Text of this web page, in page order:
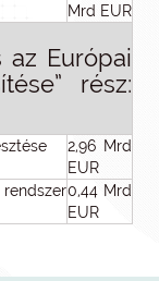
Mrd EUR
az Európai
rész:
2,96 Mrd
EUR
0,44 Mrd
EUR